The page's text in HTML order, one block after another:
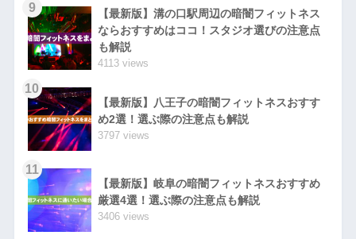
9
【最新版】溝の口駅周辺の暗闇フィットネス
ならおすすめはココ！スタジオ選びの注意点
も解説
4113 views
10
【最新版】八王子の暗闇フィットネスおすす
め2選！選ぶ際の注意点も解説
3797 views
11
【最新版】岐阜の暗闇フィットネスおすすめ
厳選4選！選ぶ際の注意点も解説
3406 views